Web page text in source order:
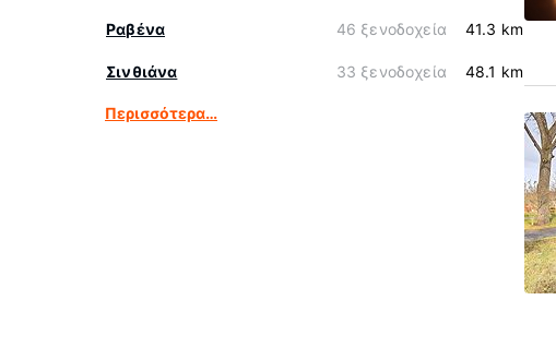
Ραβένα 46 ξενοδοχεία 41.3 km
Σινθιάνα 33 ξενοδοχεία 48.1 km
Περισσότερα…